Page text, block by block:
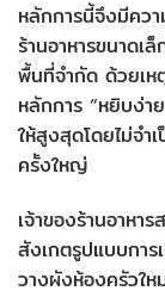
หลักการนี้จึงมีคว
ร้านอาหารขนาดเ
พื้นที่จำกัด ด้วยเ
หลักการ “หยิบง่า
ให้สูงสุดโดยไม่จำ
ครั้งใหญ่
เจ้าของร้านอาหา
สังเกตรูปแบบการ
วางผังห้องครัวให